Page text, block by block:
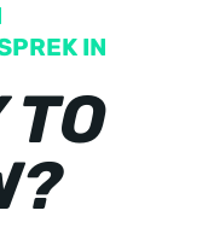
IN
TO